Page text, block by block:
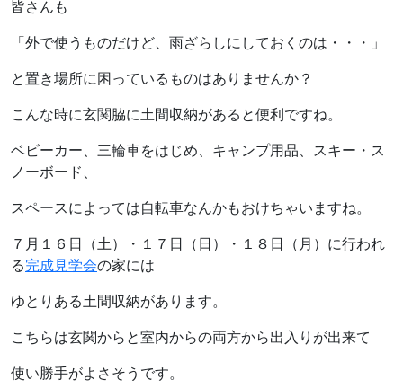
皆さんも
「外で使うものだけど、雨ざらしにしておくのは・・・」
と置き場所に困っているものはありませんか？
こんな時に玄関脇に土間収納があると便利ですね。
ベビーカー、三輪車をはじめ、キャンプ用品、スキー・ス
ノーボード、
スペースによっては自転車なんかもおけちゃいますね。
７月１６日（土）・１７日（日）・１８日（月）に行われ
る完成見学会の家には
ゆとりある土間収納があります。
こちらは玄関からと室内からの両方から出入りが出来て
使い勝手がよさそうです。